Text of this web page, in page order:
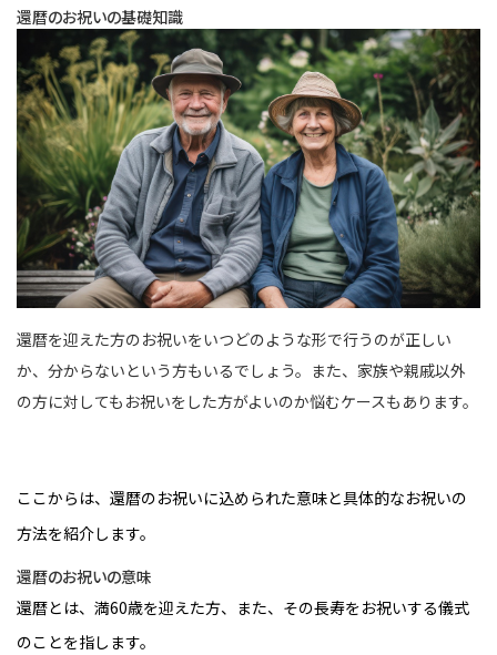
還暦のお祝いの基礎知識
還暦を迎えた方のお祝いをいつどのような形で行うのが正しい
か、分からないという方もいるでしょう。また、家族や親戚以外
の方に対してもお祝いをした方がよいのか悩むケースもあります。
ここからは、還暦のお祝いに込められた意味と具体的なお祝いの
方法を紹介します。
還暦のお祝いの意味
還暦とは、満60歳を迎えた方、また、その長寿をお祝いする儀式
のことを指します。